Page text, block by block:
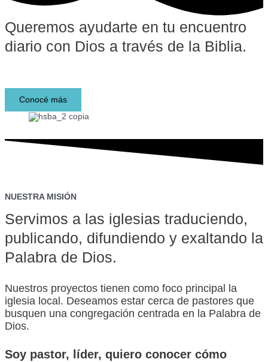
Queremos ayudarte en tu encuentro
diario con Dios a través de la Biblia.​
Conocé más
NUESTRA MISIÓN
Servimos a las iglesias traduciendo,
publicando, difundiendo y exaltando la
Palabra de Dios.
Nuestros proyectos tienen como foco principal la
iglesia local. Deseamos estar cerca de pastores que
busquen una congregación centrada en la Palabra de
Dios.
Soy pastor, líder, quiero conocer cómo